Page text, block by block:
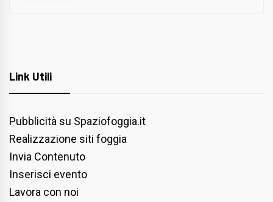
Link Utili
Pubblicità su Spaziofoggia.it
Realizzazione siti foggia
Invia Contenuto
Inserisci evento
Lavora con noi